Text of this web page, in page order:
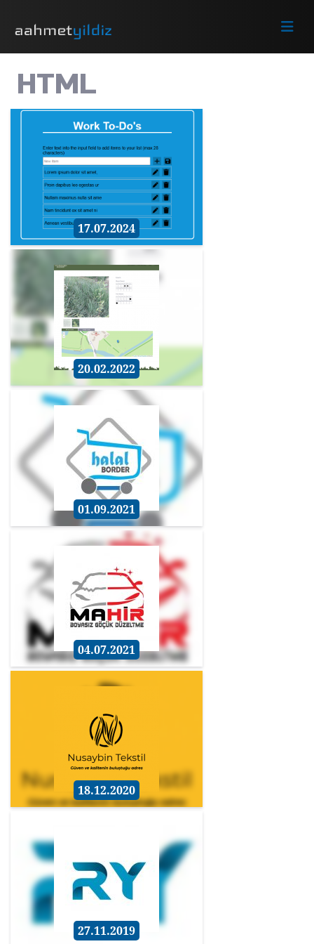
HTML
17.07.2024
20.02.2022
01.09.2021
04.07.2021
18.12.2020
27.11.2019